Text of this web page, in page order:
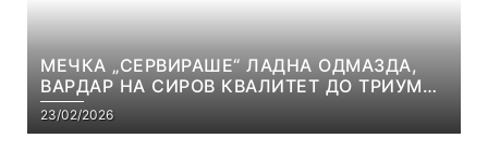
МЕЧКА „СЕРВИРАШЕ“ ЛАДНА ОДМАЗДА,
ВАРДАР НА СИРОВ КВАЛИТЕТ ДО ТРИУМФ
ВО АВТОКОМАНДА
23/02/2026